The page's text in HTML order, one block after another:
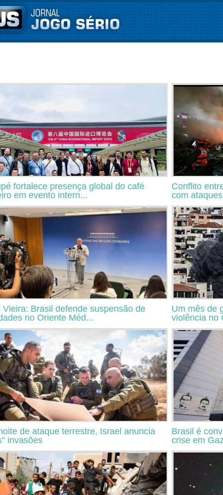
fortalece presença global do café
em evento intern...
Conflito
com
Vieira: Brasil defende suspensão de
no Oriente Méd...
Um mês de
violência no
de ataque terrestre, Israel anuncia
invasões
Brasil é
crise em